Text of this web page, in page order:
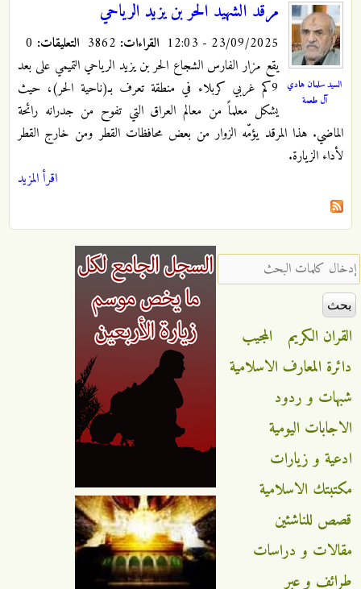
السيد سلمان هادي
آل طعمة
مرقد الشهيد الحر بن يزيد الرياحي
23/09/2025 - 12:03 القراءات: التعليقات:
يقع مزار الفارس الشجاع الحر بن يزيد الرياحي التميمي على بعد
9كم غربي كربلاء في منطقة تعرف بـ(ناحية الحر)، حيث
يشكل معلماً من معالم العراق التي تفوح من جدرانه رائحة
الماضي. هذا المرقد يؤمّه الزوار من بعض محافظات القطر ومن خارج القطر
لأداء الزيارة.
اقرأ المزيد
‏إدخال كلمات البحث ‏
القران الكريم
المجيب
دائرة المعارف الاسلامية
شبهات و ردود
الاجابات اليومية
ادعية و زيارات
مكتبتك الاسلامية
قصص للناشئين
مقالات و دراسات
طرائف و عبر